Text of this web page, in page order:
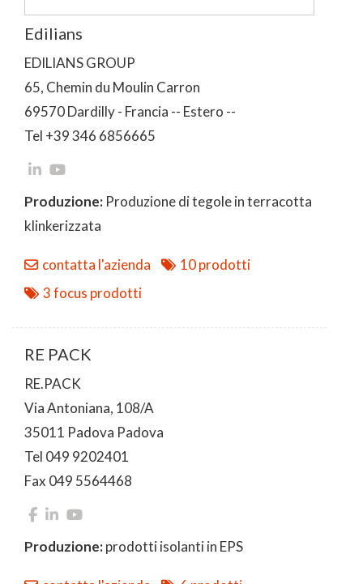
Edilians
EDILIANS GROUP
65, Chemin du Moulin Carron
69570 Dardilly - Francia -- Estero --
Tel +39 346 6856665
Produzione: Produzione di tegole in terracotta
klinkerizzata
contatta l'azienda
10 prodotti
3 focus prodotti
RE PACK
RE.PACK
Via Antoniana, 108/A
35011 Padova Padova
Tel 049 9202401
Fax 049 5564468
Produzione:prodotti isolanti in EPS